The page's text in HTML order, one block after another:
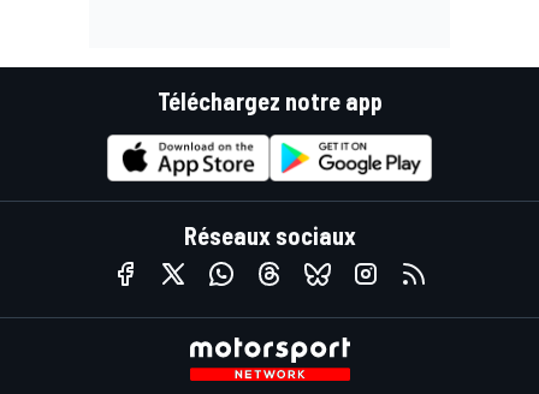
Téléchargez notre app
Réseaux sociaux